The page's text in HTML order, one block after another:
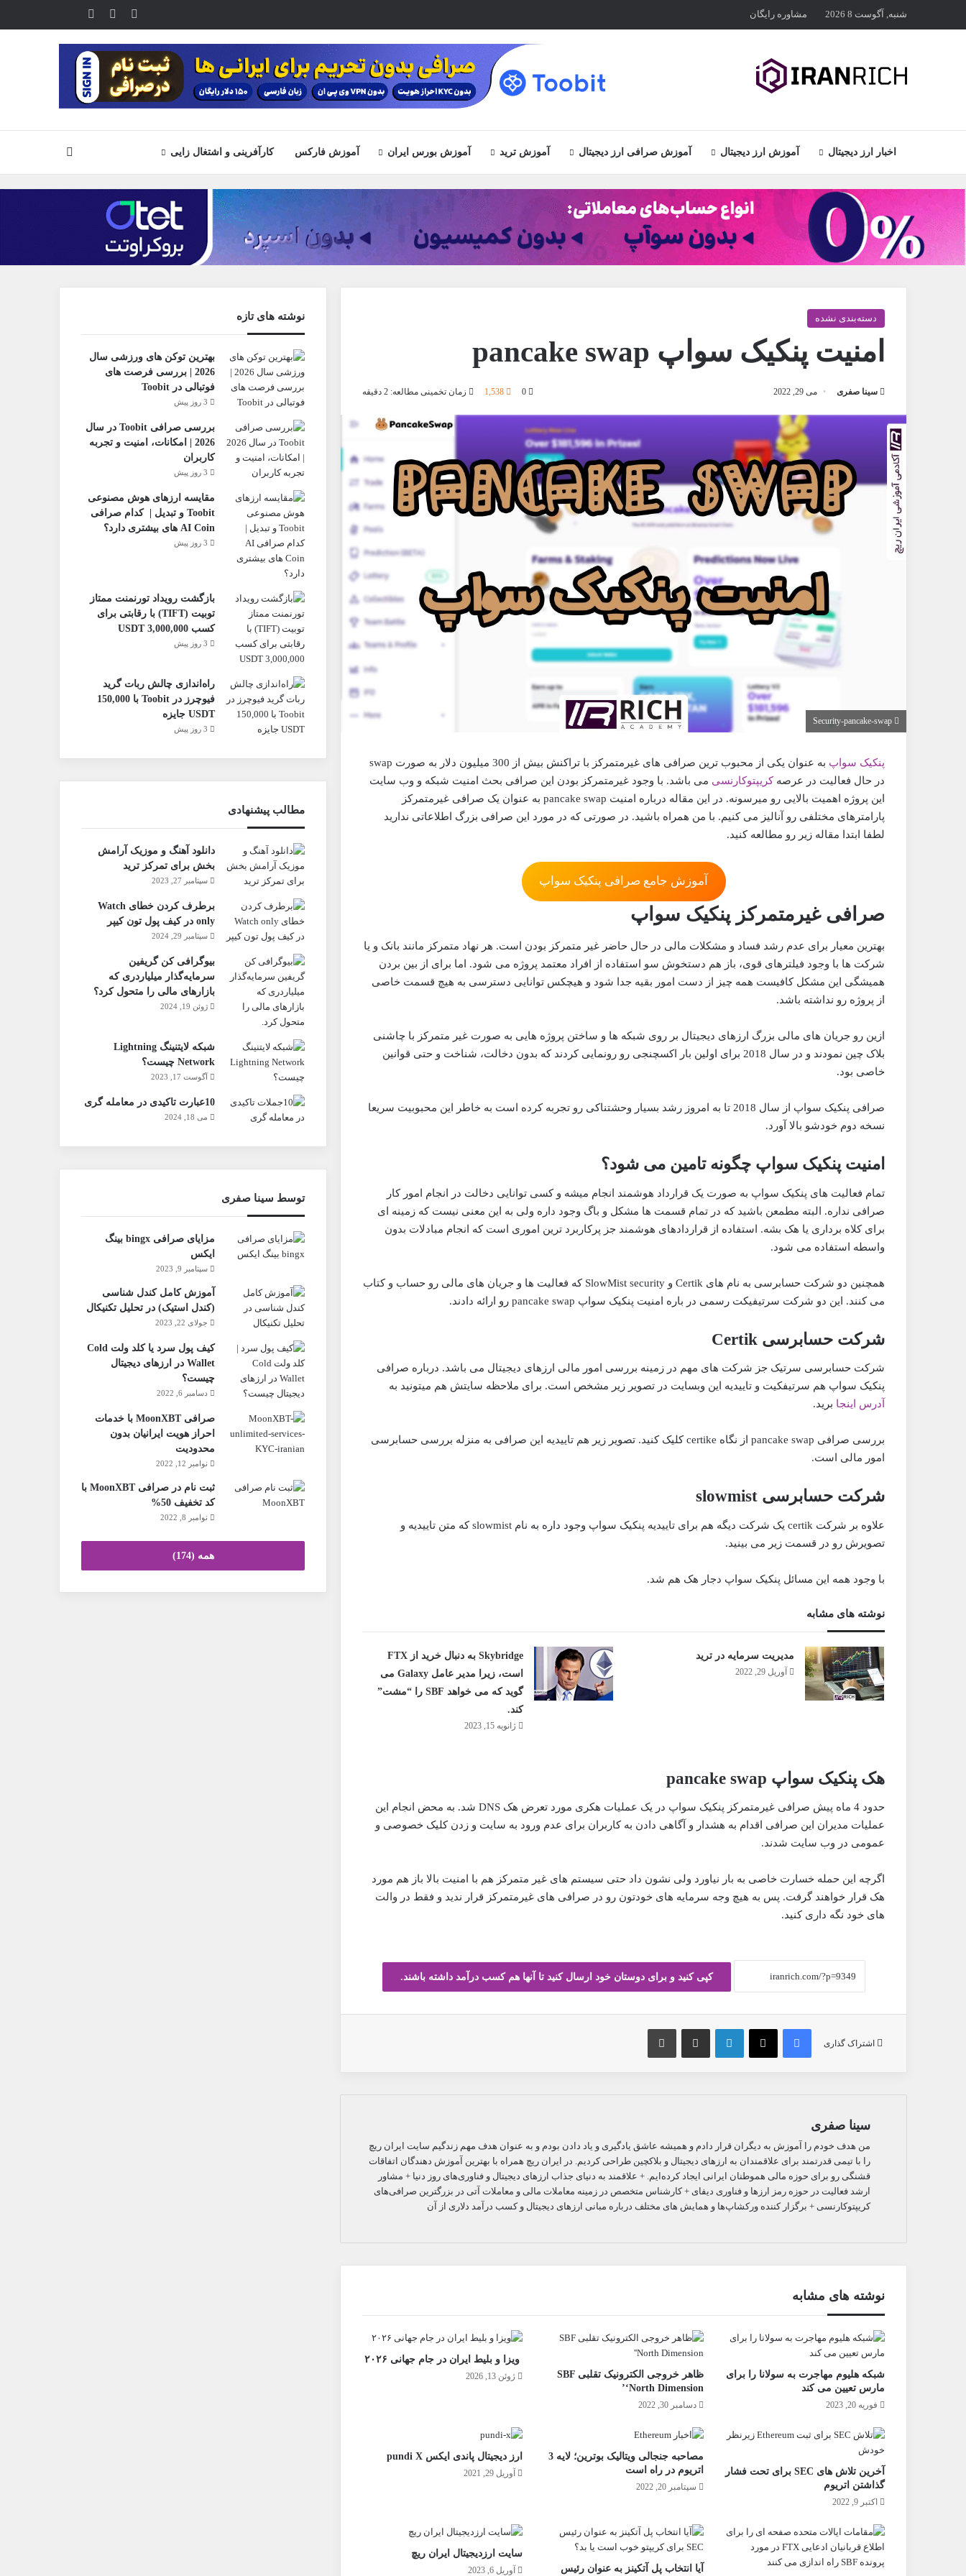
شنبه, آگوست 8 2026 مشاوره رایگان یوتیوبتلگرامخوراک
اخبار ارز دیجیتال آموزش ارز دیجیتال آموزش صرافی ارز دیجیتال آموزش ترید آموزش بورس ایران آموزش فارکس کارآفرینی و اشتغال زایی جستجو
دسته‌بندی نشده
امنیت پنکیک سواپ pancake swap
سینا صفری می 29, 2022 0
1,538 زمان تخمینی مطالعه: 2 دقیقه
Security-pancake-swap
پنکیک سواپ
به عنوان یکی از محبوب ترین صرافی های غیرمتمرکز با تراکنش بیش از 300 میلیون دلار به صورت swap
در حال فعالیت در عرصهکریپتوکارنسی می باشد. با وجود غیرمتمرکز بودن این صرافی بحث امنیت شبکه و وب سایت
این پروژه اهمیت بالایی رو میرسونه. در این مقاله درباره امنیت pancake swap به عنوان یک صرافی غیرمتمرکز
پارامترهای مختلفی رو آنالیز می کنیم. با من همراه باشید. در صورتی که در مورد این صرافی بزرگ اطلاعاتی ندارید
لطفا ابتدا مقاله زیر رو مطالعه کنید.
آموزش جامع صرافی پنکیک سواپ
صرافی غیرمتمرکز پنکیک سواپ
بهترین معیار برای عدم رشد فساد و مشکلات مالی در حال حاضر غیر متمرکز بودن است. هر نهاد متمرکز مانند بانک و یا
شرکت ها با وجود فیلترهای قوی، باز هم دستخوش سو استفاده از افراد معتمد پروژه می شود. اما برای از بین بردن
همیشگی این مشکل کافیست همه چیز از دست امور بقیه جدا شود و هیچکس توانایی دسترسی به هیچ قسمت خاصی
از پروژه رو نداشته باشد.
ازین رو جریان های مالی بزرگ ارزهای دیجیتال بر روی شبکه ها و ساختن پروژه هایی به صورت غیر متمرکز با چاشنی
بلاک چین نمودند و در سال 2018 برای اولین بار اکسچنجی رو رونمایی کردند که بدون دخالت، شناخت و حتی قوانین
خاصی بود.
صرافی پنکیک سواپ از سال 2018 تا به امروز رشد بسیار وحشتناکی رو تجربه کرده است به خاطر این محبوبیت سریعا
نسخه دوم خودشو بالا آورد.
امنیت پنکیک سواپ چگونه تامین می شود؟
تمام فعالیت های پنکیک سواپ به صورت یک قرارداد هوشمند انجام میشه و کسی توانایی دخالت در انجام امور کار
صرافی نداره. البته مطمعن باشید که در تمام قسمت ها مشکل و باگ وجود داره ولی به این معنی نیست که زمینه ای
برای کلاه برداری یا هک بشه. استفاده از قراردادهای هوشمند جز پرکاربرد ترین اموری است که انجام مبادلات بدون
واسطه استفاده می شود.
همچنین دو شرکت حسابرسی به نام های Certik و SlowMist security که فعالیت ها و جریان های مالی رو حساب و کتاب
می کنند. این دو شرکت سرتیفیکت رسمی در باره امنیت پنکیک سواپ pancake swap رو ارائه دادند.
شرکت حسابرسی Certik
شرکت حسابرسی سرتیک جز شرکت های مهم در زمینه بررسی امور مالی ارزهای دیجیتال می باشد. درباره صرافی
پنکیک سواپ هم سرتیفکیت و تاییدیه این وبسایت در تصویر زیر مشخص است. برای ملاحظه سایتش هم میتونید به
آدرس اینجا برید.
بررسی صرافی pancake swap از نگاه certike کلیک کنید. تصویر زیر هم تاییدیه این صرافی به منزله بررسی حسابرسی
امور مالی است.
شرکت حسابرسی slowmist
علاوه بر شرکت certik یک شرکت دیگه هم برای تاییدیه پنکیک سواپ وجود داره به نام slowmist که متن تاییدیه و
تصویرش رو در قسمت زیر می بینید.
با وجود همه این مسائل پنکیک سواپ دجار هک هم شد.
نوشته های مشابه
مدیریت سرمایه در ترید
آوریل 29, 2022
Skybridge به دنبال خرید از FTX
است، زیرا مدیر عامل Galaxy می
گوید که می خواهد SBF را “مشت”
کند.
ژانویه 15, 2023
هک پنکیک سواپ pancake swap
حدود 4 ماه پیش صرافی غیرمتمرکز پنکیک سواپ در یک عملیات هکری مورد تعرض هک DNS شد. به محض انجام این
عملیات مدیران این صرافی اقدام به هشدار و آگاهی دادن به کاربران برای عدم ورود به سایت و زدن کلیک خصوصی و
عمومی در وب سایت شدند.
اگرچه این حمله خسارت خاصی به بار نیاورد ولی نشون داد حتی سیستم های غیر متمرکز هم با امنیت بالا باز هم مورد
هک قرار خواهند گرفت. پس به هیچ وجه سرمایه های خودتون رو در صرافی های غیرمتمرکز قرار ندید و فقط در والت
های خود نگه داری کنید.
کپی کنید و برای دوستان خود ارسال کنید تا آنها هم کسب درآمد داشته باشند.
اشتراک گذاری
فیس بوک X لینکدین ارسال ایمیل چاپ
سینا صفری
من هدف خودم را آموزش به دیگران قرار دادم و همیشه عاشق یادگیری و یاد دادن بودم و به عنوان هدف مهم زندگیم سایت ایران ریچ
را با تیمی قدرتمند برای علاقمندان به ارزهای دیجیتال و بلاکچین طراحی کردیم. در ایران ریچ همراه با بهترین آموزش دهندگان اتفاقات
قشنگی رو برای حوزه مالی هموطنان ایرانی ایجاد کرده‌ایم. + علاقمند به دنیای جذاب ارزهای دیجیتال و فناوری‌های روز دنیا + مشاور
ارشد فعالیت در حوزه رمز ارزها و فناوری دیفای + کارشناس متخصص در زمینه معاملات مالی و معاملات آتی در بزرگترین صرافی‌های
کریپتوکارنسی + برگزار کننده ورکشاپ‌ها و همایش های مختلف درباره مبانی ارزهای دیجیتال و کسب درآمد دلاری از آن
نوشته های مشابه
شبکه هلیوم مهاجرت به سولانا را برای
مارس تعیین می کند
فوریه 20, 2023
ظاهر خروجی الکترونیک تقلبی SBF
‘North Dimension’
دسامبر 30, 2022
ویزا و بلیط ایران در جام جهانی ۲۰۲۶
ژوئن 13, 2026
آخرین تلاش های SEC برای تحت فشار
گذاشتن اتریوم
اکتبر 9, 2022
مصاحبه جنجالی ویتالیک بوترین؛ لایه 3
اتریوم در راه است
سپتامبر 20, 2022
ارز دیجیتال پاندی ایکس pundi X
آوریل 29, 2021
آیا انتخاب پل آتکینز به عنوان رئیس
سایت ارزدیجیتال ایران ریچ
آوریل 6, 2023
نوشته های تازه
بهترین توکن های ورزشی سال
2026 | بررسی فرصت های
فوتبالی در Toobit
3 روز پیش
بررسی صرافی Toobit در سال
2026 | امکانات، امنیت و تجربه
کاربران
3 روز پیش
مقایسه ارزهای هوش مصنوعی
Toobit و تبدیل | کدام صرافی
AI Coin های بیشتری دارد؟
3 روز پیش
بازگشت رویداد تورنمنت ممتاز
تو‌بیت (TIFT) با رقابتی برای
کسب 3,000,000 USDT
3 روز پیش
راه‌اندازی چالش ربات گرید
فیوچرز در Toobit با 150,000
USDT جایزه
3 روز پیش
مطالب پیشنهادی
دانلود آهنگ و موزیک آرامش
بخش برای تمرکز ترید
سپتامبر 27, 2023
برطرف کردن خطای Watch
only در کیف پول تون کیپر
سپتامبر 29, 2024
بیوگرافی کن گریفین
سرمایه‌گذار میلیاردری که
بازارهای مالی را متحول کرد؟
ژوئن 19, 2024
شبکه لایتنینگ Lightning
Network چیست؟
آگوست 17, 2023
10عبارت تاکیدی در معامله گری
می 18, 2024
توسط سینا صفری
مزایای صرافی bingx بینگ
ایکس
سپتامبر 9, 2023
آموزش کامل کندل شناسی
(کندل استیک) در تحلیل تکنیکال
جولای 22, 2023
کیف پول سرد یا کلد ولت Cold
Wallet در ارزهای دیجیتال
چیست؟
دسامبر 6, 2022
صرافی MoonXBT با خدمات
احراز هویت ایرانیان بدون
محدودیت
نوامبر 12, 2022
ثبت نام در صرافی MoonXBT با
کد تخفیف 50%
نوامبر 8, 2022
همه (174)